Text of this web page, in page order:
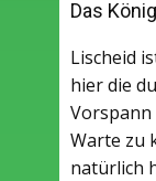
Das
Lischeid
hier die
Warte zu
natürlich